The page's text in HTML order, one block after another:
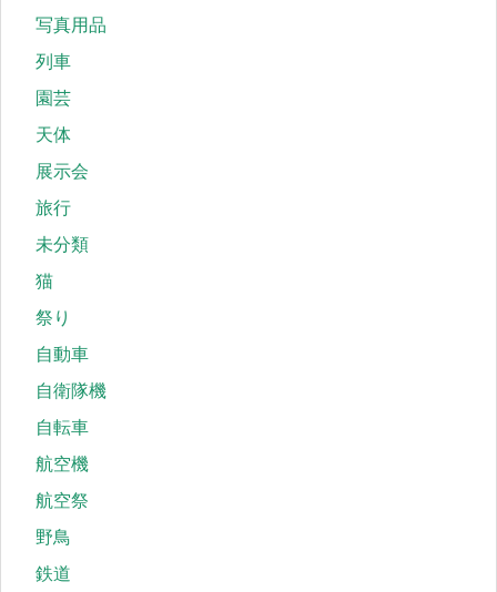
写真用品
列車
園芸
天体
展示会
旅行
未分類
猫
祭り
自動車
自衛隊機
自転車
航空機
航空祭
野鳥
鉄道